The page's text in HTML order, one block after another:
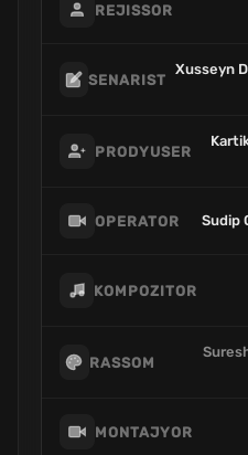
REJISSOR
SENARIST
Xusseyn
PRODYUSER
OPERATOR Sudip
KOMPOZITOR
RASSOM
MONTAJYOR